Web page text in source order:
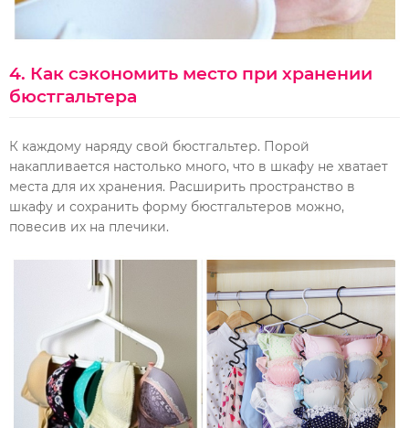
4. Как сэкономить место при хранении
бюстгальтера
К каждому наряду свой бюстгальтер. Порой
накапливается настолько много, что в шкафу не хватает
места для их хранения. Расширить пространство в
шкафу и сохранить форму бюстгальтеров можно,
повесив их на плечики.